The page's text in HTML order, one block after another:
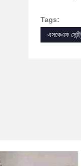
Tags:
এসকেএফ